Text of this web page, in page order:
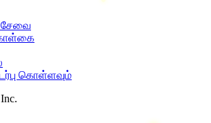
சேவை
கொள்ளவும்